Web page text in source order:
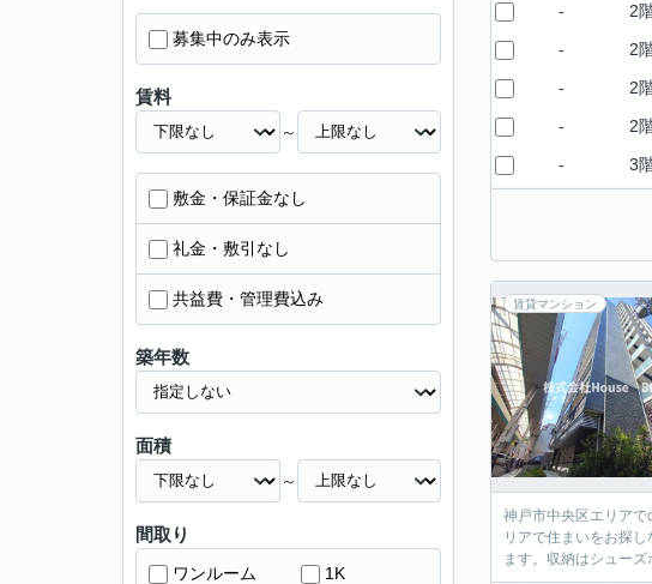
- 2
- 2
- 2
- 2
- 3
賃貸マンション
神戸市中央区エリア
リアで住まいをお探
ます。収納はシュー
募集中のみ表示
賃料
～
敷金・保証金なし
礼金・敷引なし
共益費・管理費込み
築年数
面積
～
間取り
ワンルーム 1K